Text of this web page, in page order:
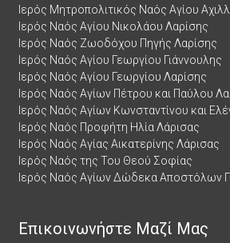
Ιερός Μητροπολιτικός Ναός Αγίου
Ιερός Ναός Αγίου Νικολάου Λαρίσης
Ιερός Ναός Ζωοδόχου Πηγής Λαρίσης
Ιερός Ναός Αγίου Γεωργίου Γιάννουλης
Ιερός Ναός Αγίου Γεωργίου Λαρίσης
Ιερός Ναός Αγίων Πέτρου και Παύλου
Ιερός Ναός Αγίων Κωνσταντίνου και
Ιερός Ναός Προφήτη Ηλία Λάρισας
Ιερός Ναός Αγίας Αικατερίνης Λάρισας
Ιερός Ναός της Του Θεού Σοφίας
Ιερός Ναός Αγίων Δώδεκα Αποστόλων
Επικοινωνήστε Μαζί Μας